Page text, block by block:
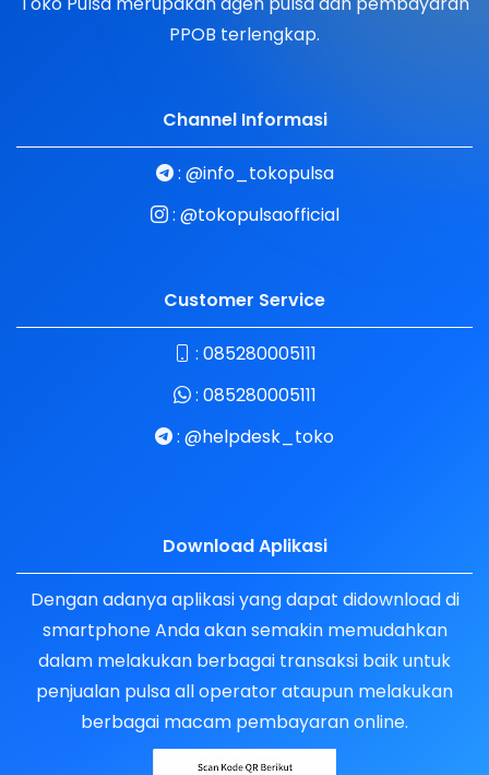
PPOB terlengkap.
Channel Informasi
: @info_tokopulsa
: @tokopulsaofficial
Customer Service
: 085280005111
: 085280005111
: @helpdesk_toko
Download Aplikasi
Dengan adanya aplikasi yang dapat didownload di
smartphone Anda akan semakin memudahkan
dalam melakukan berbagai transaksi baik untuk
penjualan pulsa all operator ataupun melakukan
berbagai macam pembayaran online.